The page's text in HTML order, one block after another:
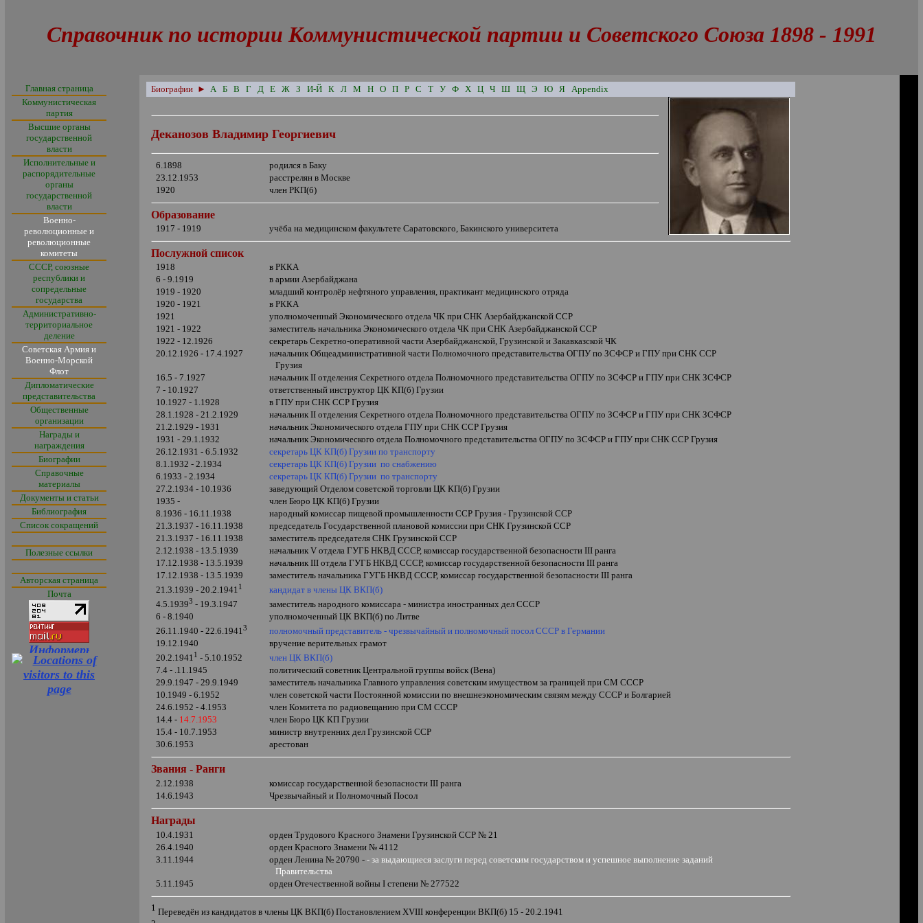
Справочник по истории Коммунистической партии и Советского Союза 1898 - 1991
Главная страница
Коммунистическая
партия
Высшие органы
государственной
власти
Исполнительные и
распорядительные
органы
государственной
власти
Военно-
революционные и
революционные
комитеты
СССР, союзные
республики и
сопредельные
государства
Административно-
территориальное
деление
Советская Армия и
Военно-Морской
Флот
Дипломатические
представительства
Общественные
организации
Награды и
награждения
Биографии
Справочные
материалы
Документы и статьи
Библиография
Список сокращений
Полезные ссылки
Авторская страница
Почта
Биографии ► А Б В Г Д Е Ж З И-Й К Л М Н О П Р С Т У Ф Х Ц Ч Ш Щ Э Ю Я Appendix
Деканозов Владимир Георгиевич
6.1898
родился в Баку
23.12.1953
расстрелян в Москве
1920
член РКП(б)
Образование
1917 - 1919 учёба намедицинском факультете Саратовского, Бакинского университета
Послужной список
1918
в РККА
6 - 9.1919
в армии Азербайджана
1919 - 1920
младший контролёр нефтяного управления, практикант медицинского отряда
1920 - 1921
в РККА
1921
уполномоченный Экономического отдела ЧК при СНК Азербайджанской ССР
1921 - 1922
заместитель начальника Экономического отдела ЧК при СНК Азербайджанской ССР
1922 - 12.1926
секретарь Секретно-оперативной части Азербайджанской, Грузинской и Закавказской ЧК
20.12.1926 - 17.4.1927
начальник Общеадминистративной части Полномочного представительства ОГПУ по ЗСФСР и ГПУ при СНК CCР
Грузия
16.5 - 7.1927
начальникII отделения Секретного отдела Полномочного представительства ОГПУ по ЗСФСР и ГПУ при СНК ЗСФСР
7 - 10.1927
ответственный инструктор ЦК КП(б) Грузии
10.1927 - 1.1928
в ГПУ при СНК ССР Грузия
28.1.1928 - 21.2.1929
начальникII отделения Секретного отдела Полномочного представительства ОГПУ по ЗСФСР и ГПУ при СНК ЗСФСР
21.2.1929 - 1931
начальник Экономического отдела ГПУ при СНК ССР Грузия
1931 - 29.1.1932
начальник Экономического отдела Полномочного представительства ОГПУ по ЗСФСР и ГПУ при СНК ССР Грузия
26.12.1931 - 6.5.1932
секретарь ЦК КП(б) Грузии по транспорту
8.1.1932 - 2.1934
секретарь ЦК КП(б) Грузии по снабжению
6.1933 - 2.1934
секретарь ЦК КП(б) Грузии по транспорту
27.2.1934 - 10.1936
заведующий Отделом советской торговли ЦК КП(б) Грузии
1935 -
член Бюро ЦК КП(б) Грузии
8.1936 - 16.11.1938
народный комиссар пищевой промышленности ССР Грузия - Грузинской ССР
21.3.1937 - 16.11.1938
председатель Государственной плановой комиссии при СНК Грузинской ССР
21.3.1937 - 16.11.1938
заместитель председателя СНК Грузинской ССР
2.12.1938 - 13.5.1939
начальникV отдела ГУГБ НКВД СССР, комиссар государственной безопасностиIII ранга
17.12.1938 - 13.5.1939
начальникIII отдела ГУГБ НКВД СССР, комиссар государственной безопасностиIII ранга
17.12.1938 - 13.5.1939
заместитель начальника ГУГБ НКВД СССР, комиссар государственной безопасностиIII ранга
21.3.1939 - 20.2.19411 кандидат в члены ЦК ВКП(б)
4.5.19393 - 19.3.1947 заместитель народного комиссара - министра иностранных дел СССР
6 - 8.1940
уполномоченный ЦК ВКП(б) по Литве
26.11.1940 - 22.6.19413 полномочный представитель - чрезвычайный и полномочный посол СССР в Германии
19.12.1940
вручение верительных грамот
20.2.19411 - 5.10.1952
член ЦК ВКП(б)
7.4 - .11.1945
политический советник Центральной группы войск (Вена)
29.9.1947 - 29.9.1949
заместитель начальника Главного управления советским имуществом за границей при СМ СССР
10.1949 - 6.1952
член советской части Постоянной комиссии по внешнеэкономическим связям между СССР и Болгарией
24.6.1952 - 4.1953
член Комитета по радиовещанию при СМ СССР
14.4 - 14.7.1953
член Бюро ЦК КП Грузии
15.4 - 10.7.1953
министр внутренних дел Грузинской ССР
30.6.1953
арестован
Звания - Ранги
2.12.1938 комиссар государственной безопасностиIII ранга
14.6.1943
Чрезвычайный и Полномочный Посол
Награды
10.4.1931
орден Трудового Красного Знамени Грузинской ССР № 21
26.4.1940
орден Красного Знамени № 4112
3.11.1944
орден Ленина № 20790 -- за выдающиеся заслуги перед советским государством и успешное выполнение заданий
Правительства
5.11.1945
орден Отечественной войныI степени № 277522
1 Переведён из кандидатов в члены ЦК ВКП(б) ПостановлениемXVIII конференции ВКП(б) 15 - 20.2.1941